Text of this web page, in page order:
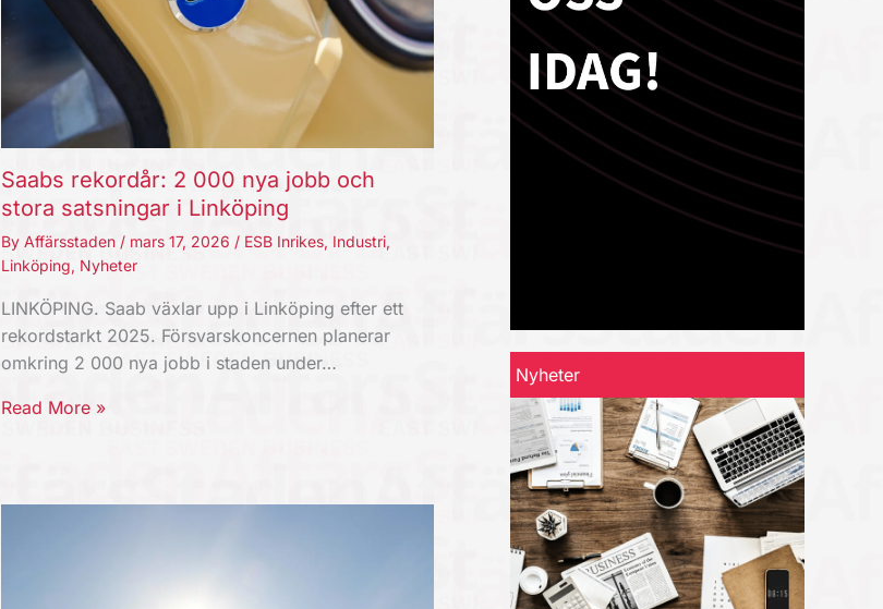
Saabs rekordår: 2 000 nya jobb och
stora satsningar i Linköping
By Affärsstaden / mars 17, 2026 / ESB Inrikes, Industri,
Linköping, Nyheter
LINKÖPING. Saab växlar upp i Linköping efter ett
rekordstarkt 2025. Försvarskoncernen planerar
omkring 2 000 nya jobb i staden under…
Read More »
Nyheter